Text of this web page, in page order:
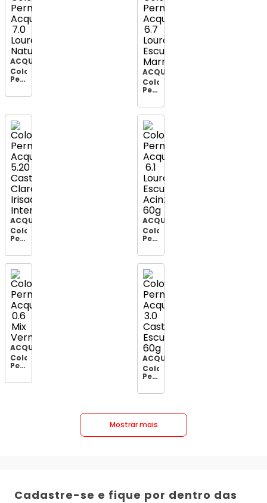
ACQUAFLORA
Coloração
Permanente
7.0
ACQUAFLORA
Coloração
Permanente
6.7
Louro
Escuro
Marrom
ACQUAFLORA
Coloração
Permanente
5.20
Castanho
Claro
Irisado
Intenso
ACQUAFLORA
Coloração
Permanente
6.1
Louro
Escuro
Acinzentado
60g
ACQUAFLORA
Coloração
Permanente
0.6
ACQUAFLORA
Coloração
Permanente
3.0
60g
Mostrar mais
Cadastre-se e fique por dentro das